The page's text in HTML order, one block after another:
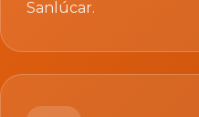
Sanlúcar.